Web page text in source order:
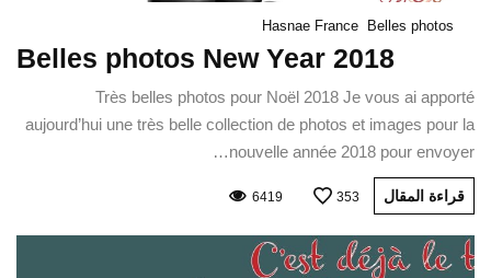
Belles photos
Hasnae France
Belles photos New Year 2018
Très belles photos pour Noël 2018 Je vous ai apporté
aujourd’hui une très belle collection de photos et images pour la
nouvelle année 2018 pour envoyer…
قراءة المقال 353
6419